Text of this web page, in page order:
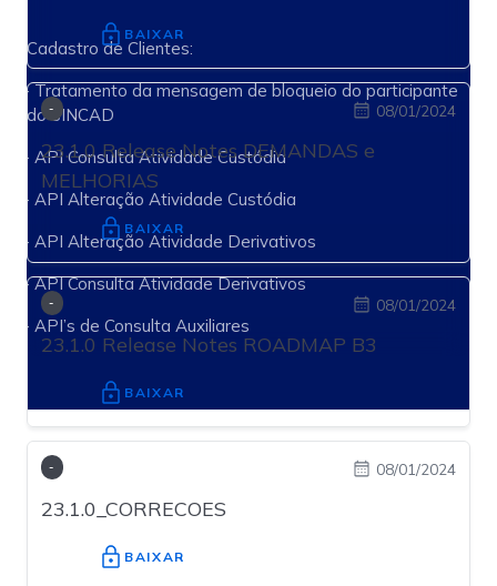
Cadastro de Clientes:
· Tratamento da mensagem de bloqueio do participante
do SINCAD
· API Consulta Atividade Custódia
· API Alteração Atividade Custódia
· API Alteração Atividade Derivativos
· API Consulta Atividade Derivativos
· API’s de Consulta Auxiliares
23.1.0 Release Notes DEMANDAS e
MELHORIAS
08/01/2024
-
23.1.0 Release Notes ROADMAP B3
08/01/2024
-
23.1.0_CORRECOES
08/01/2024
-